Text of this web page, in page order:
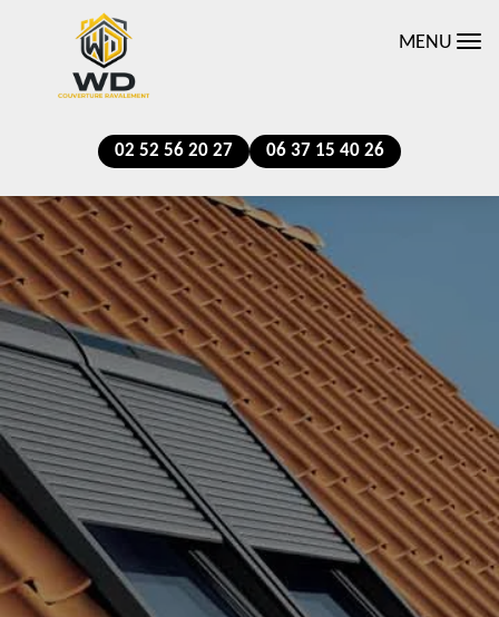
MENU
02 52 56 20 27 06 37 15 40 26